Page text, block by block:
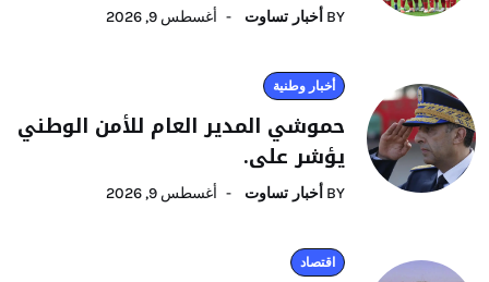
BY أخبار تساوت أغسطس 9, 2026
أخبار وطنية
حموشي المدير العام للأمن الوطني
يؤشر على.
BY أخبار تساوت أغسطس 9, 2026
اقتصاد